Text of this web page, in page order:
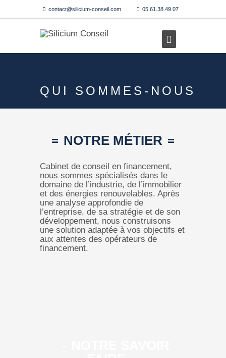
contact@silicium-conseil.com 05.61.38.49.07
QUI SOMMES-NOUS
NOTRE MÉTIER
Cabinet de conseil en financement,
nous sommes spécialisés dans le
domaine de l’industrie, de l’immobilier
et des énergies renouvelables. Après
une analyse approfondie de
l’entreprise, de sa stratégie et de son
développement, nous construisons
une solution adaptée à vos objectifs et
aux attentes des opérateurs de
financement.